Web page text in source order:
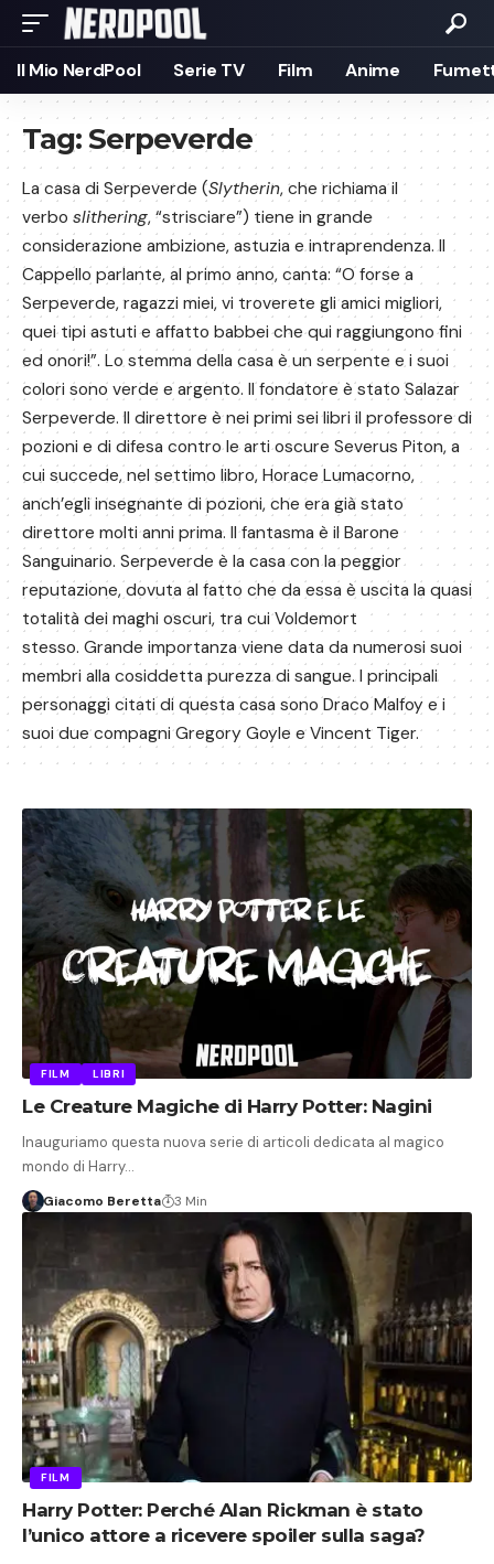
Il Mio NerdPool Serie TV Film Anime
Tag:Serpeverde
La casa di Serpeverde (Slytherin, che richiama il
verbo slithering, “strisciare”) tiene in grande
considerazione ambizione, astuzia e intraprendenza. Il
Cappello parlante, al primo anno, canta: “O forse a
Serpeverde, ragazzi miei, vi troverete gli amici migliori,
quei tipi astuti e affatto babbei che qui raggiungono fini
ed onori!”. Lo stemma della casa è un serpente e i suoi
colori sono verde e argento. Il fondatore è stato Salazar
Serpeverde. Il direttore è nei primi sei libri il professore di
pozioni e di difesa contro le arti oscure Severus Piton, a
cui succede, nel settimo libro, Horace Lumacorno,
anch’egli insegnante di pozioni, che era già stato
direttore molti anni prima. Il fantasma è il Barone
Sanguinario. Serpeverde è la casa con la peggior
reputazione, dovuta al fatto che da essa è uscita la quasi
totalità dei maghi oscuri, tra cui Voldemort
stesso. Grande importanza viene data da numerosi suoi
membri alla cosiddetta purezza di sangue. I principali
personaggi citati di questa casa sono Draco Malfoy e i
suoi due compagni Gregory Goyle e Vincent Tiger.
FILM LIBRI
Le Creature Magiche di Harry Potter: Nagini
Inauguriamo questa nuova serie di articoli dedicata al magico
mondo di Harry…
Giacomo Beretta 3 Min
FILM
Harry Potter: Perché Alan Rickman è stato
l’unico attore a ricevere spoiler sulla saga?